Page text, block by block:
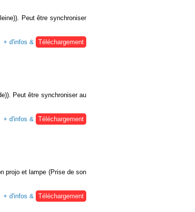
Peut être synchroniser
+ d'infos & Téléchargement
Peut être synchroniser au
+ d'infos & Téléchargement
projo et lampe (Prise de son
+ d'infos &
Téléchargement